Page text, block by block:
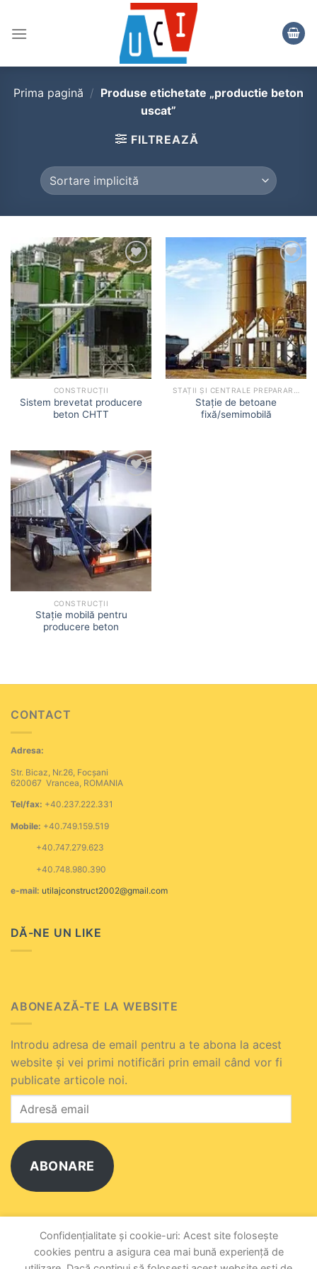
content
Prima pagină / Produse etichetate „productie beton
uscat”
FILTREAZĂ
Add to
wishlist
CONSTRUCȚII
Sistem brevetat producere
beton CHTT
Add to
wishlist
Stație de betoane
fixă/semimobilă
Add to
wishlist
CONSTRUCȚII
Stație mobilă pentru
producere beton
CONTACT
Adresa:
Str. Bicaz, Nr.26, Focșani
620067 Vrancea, ROMANIA
Tel/fax: +40.237.222.331
Mobile: +40.749.159.519
+40.747.279.623
+40.748.980.390
e-mail: utilajconstruct2002@gmail.com
DĂ-NE UN LIKE
ABONEAZĂ-TE LA WEBSITE
Introdu adresa de email pentru a te abona la acest
website și vei primi notificări prin email când vor fi
publicate articole noi.
Adresă
ABONARE
Alătură-te celuilalt abonat.
Confidențialitate și cookie-uri: Acest site folosește
cookies pentru a asigura cea mai bună experiență de